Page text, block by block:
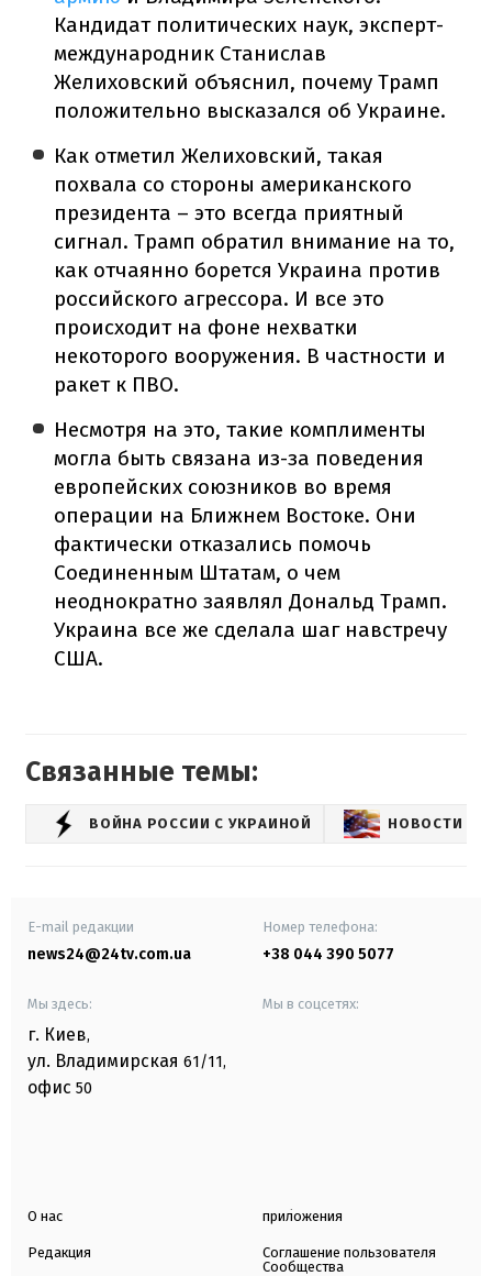
Кандидат политических наук, эксперт-
международник Станислав
Желиховский объяснил, почему Трамп
положительно высказался об Украине.
Как отметил Желиховский, такая
похвала со стороны американского
президента – это всегда приятный
сигнал. Трамп обратил внимание на то,
как отчаянно борется Украина против
российского агрессора. И все это
происходит на фоне нехватки
некоторого вооружения. В частности и
ракет к ПВО.
Несмотря на это, такие комплименты
могла быть связана из-за поведения
европейских союзников во время
операции на Ближнем Востоке. Они
фактически отказались помочь
Соединенным Штатам, о чем
неоднократно заявлял Дональд Трамп.
Украина все же сделала шаг навстречу
США.
Связанные темы:
ВОЙНА РОССИИ С УКРАИНОЙ НОВОСТИ
E-mail редакции
news24@24tv.com.ua
Номер телефона:
+38 044 390 5077
Мы здесь:
г. Киев,
ул. Владимирская 61/11,
офис 50
Мы в соцсетях:
О нас
Редакция
приложения
Соглашение пользователя
Сообщества